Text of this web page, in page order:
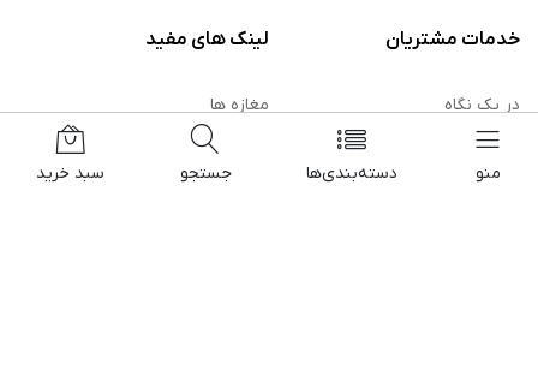
منو دسته‌بندی‌ها جستجو سبد خرید
خدمات مشتریان
در یک نگاه
سوالات متداول
سیاست بازپرداخت
لینک های مفید
مغازه ها
ورود فروشنده
پیشنهاد شگفت انگیز